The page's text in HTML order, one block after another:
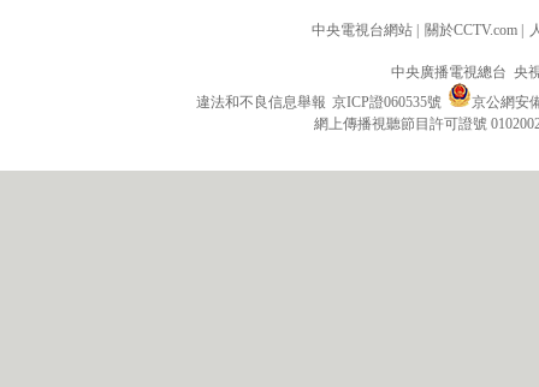
中央電視台網站 | 關於CCTV.com |
中央廣播電視總台 央
違法和不良信息舉報 京ICP證060535號
京公網安
網上傳播視聽節目許可證號